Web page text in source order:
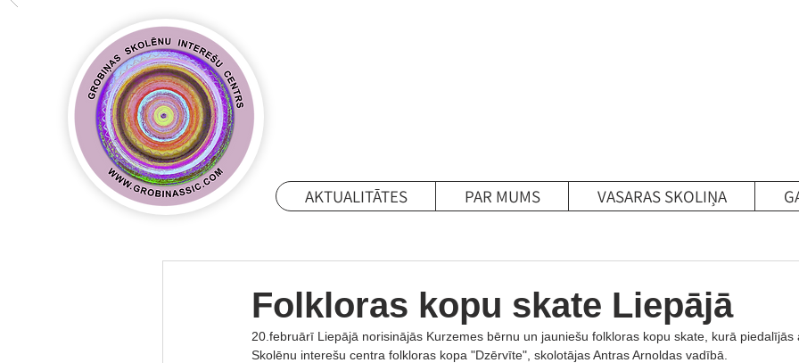
AKTUALITĀTES PAR MUMS VASARAS SKOLIŅA
Folkloras kopu skate Liepājā
20.februārī Liepājā norisinājās Kurzemes bērnu un jauniešu folkloras kopu skate, kurā piedalījās
Skolēnu interešu centra folkloras kopa "Dzērvīte", skolotājas Antras Arnoldas vadībā.